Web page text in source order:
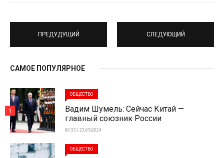
ПРЕДУДУЩИЙ СЛЕДУЮЩИЙ
САМОЕ ПОПУЛЯРНОЕ
ОБЩЕСТВО
Вадим Шумель: Сейчас Китай —
главный союзник России
00:33 | 23-05-2024
1
ОБЩЕСТВО